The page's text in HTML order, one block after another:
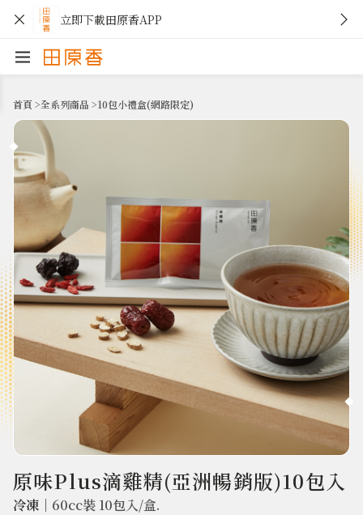
立即下載田原香APP
首頁>全系列商品 >10包小禮盒(網路限定)
原味Plus滴雞精(亞洲暢銷版)10包入
冷凍｜ 60cc裝 10包入/盒.